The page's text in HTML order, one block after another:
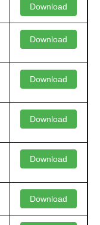
Download
Download
Download
Download
Download
Download